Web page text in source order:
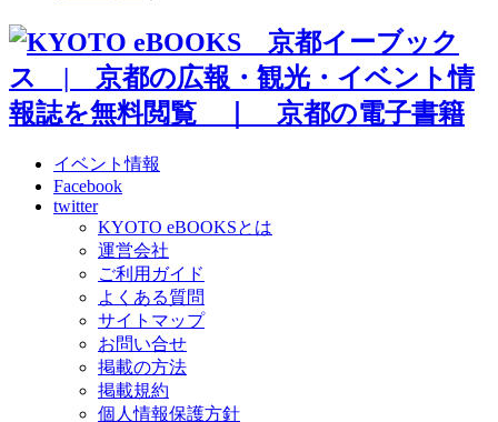
イベント情報
Facebook
twitter
KYOTO eBOOKSとは
運営会社
ご利用ガイド
よくある質問
サイトマップ
お問い合せ
掲載の方法
掲載規約
個人情報保護方針